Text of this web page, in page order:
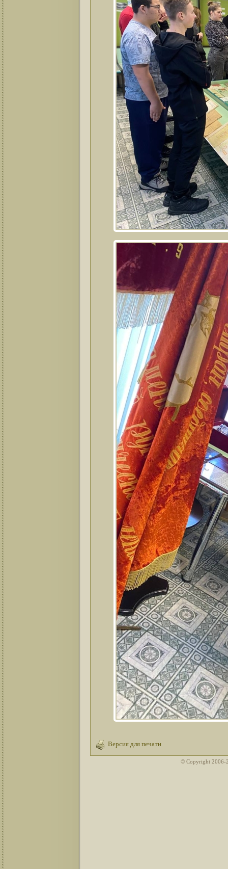
Версия для печати
© Copyright 2006-